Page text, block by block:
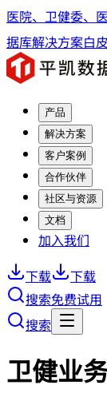
医院、卫健委、
据库解决方案白
产品
解决方案
客户案例
合作伙伴
社区与资源
文档
加入我们
下载
下载
搜索免费试用
搜索
卫健业